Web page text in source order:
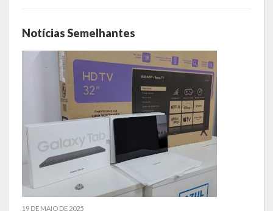
Demonstrativos Contábeis
Prestação de Contas
Leis Orçamentárias
Leis e Decretos
Relatório Circunstanciado
Editais
RPPS
Notícias Semelhantes
19 DE MAIO DE 2025